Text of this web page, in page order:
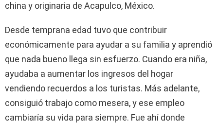
china y originaria de Acapulco, México.
Desde temprana edad tuvo que contribuir
económicamente para ayudar a su familia y aprendió
que nada bueno llega sin esfuerzo. Cuando era niña,
ayudaba a aumentar los ingresos del hogar
vendiendo recuerdos a los turistas. Más adelante,
consiguió trabajo como mesera, y ese empleo
cambiaría su vida para siempre. Fue ahí donde